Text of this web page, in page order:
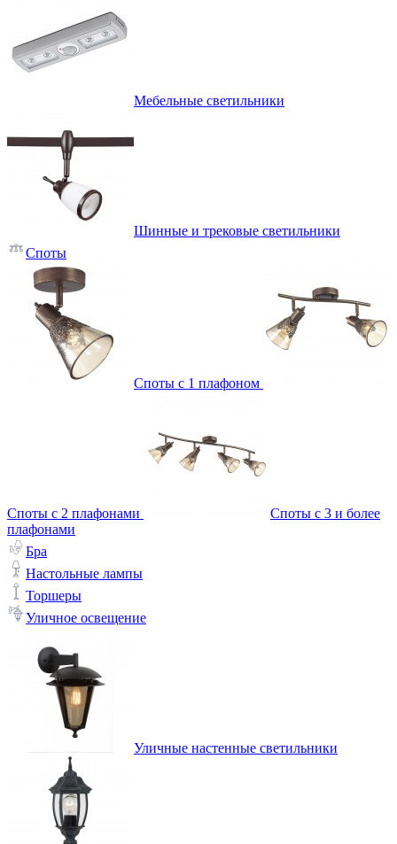
Мебельные светильники
Шинные и трековые светильники
Споты
Споты с 1 плафоном
Споты с 2 плафонами
Споты с 3 и более
плафонами
Бра
Настольные лампы
Торшеры
Уличное освещение
Уличные настенные светильники